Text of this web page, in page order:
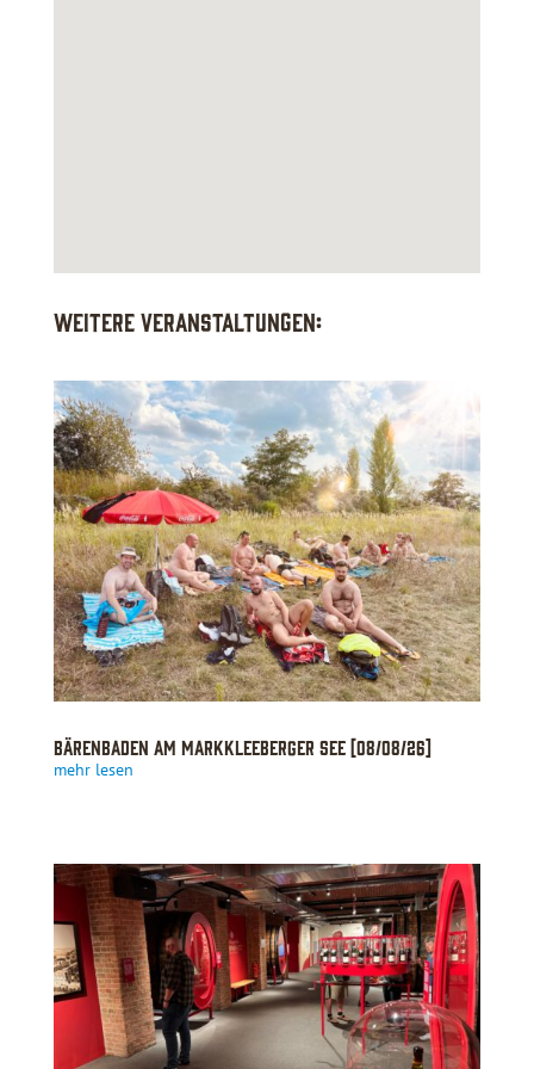
Weitere Veranstaltungen:
BärenBaden am Markkleeberger See [08/08/26]
mehr lesen